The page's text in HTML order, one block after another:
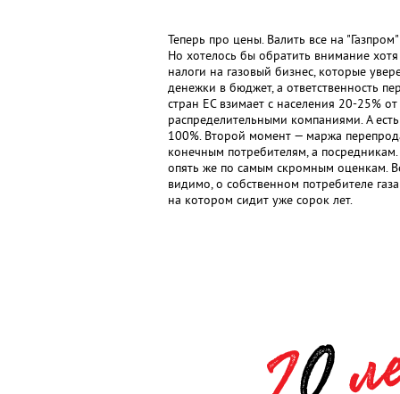
Теперь про цены. Валить все на
Но хотелось бы обратить внимание
налоги на газовый бизнес, которые
денежки в бюджет, а ответственность
стран ЕС взимает с населения 20-25%
распределительными компаниями. А
100%. Второй момент — маржа
конечным потребителям, а
опять же по самым скромным оценкам.
видимо, о собственном потребителе
на котором сидит уже сорок лет.